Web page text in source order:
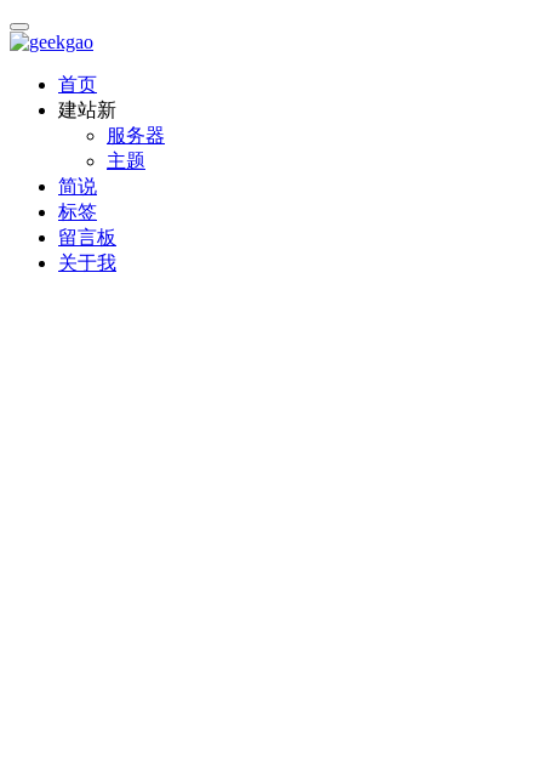
首页
建站新
服务器
主题
简说
标签
留言板
关于我